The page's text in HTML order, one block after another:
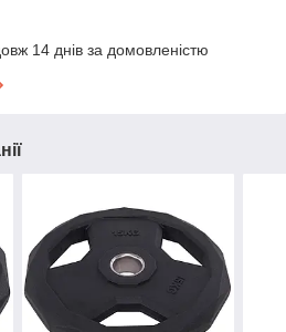
14 днів за домовленістю